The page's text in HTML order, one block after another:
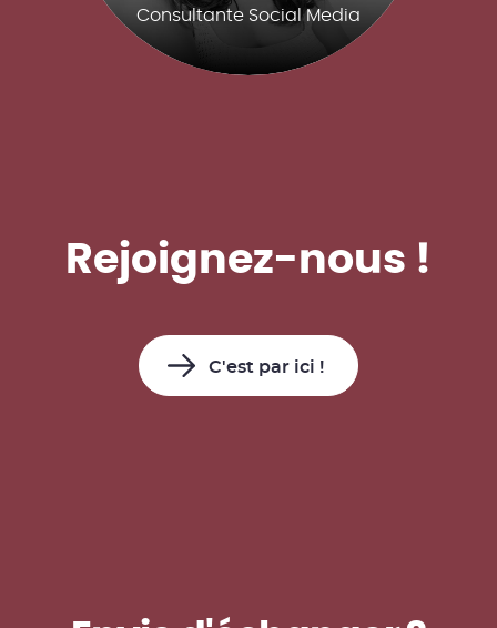
Consultante Social Media
Rejoignez-nous !
C'est par ici !